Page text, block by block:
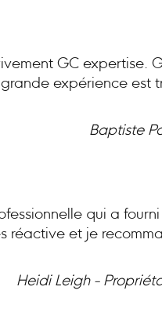
GC expertise.
grande expérience
Baptiste
qui a
réactive et je
Heidi Leigh -